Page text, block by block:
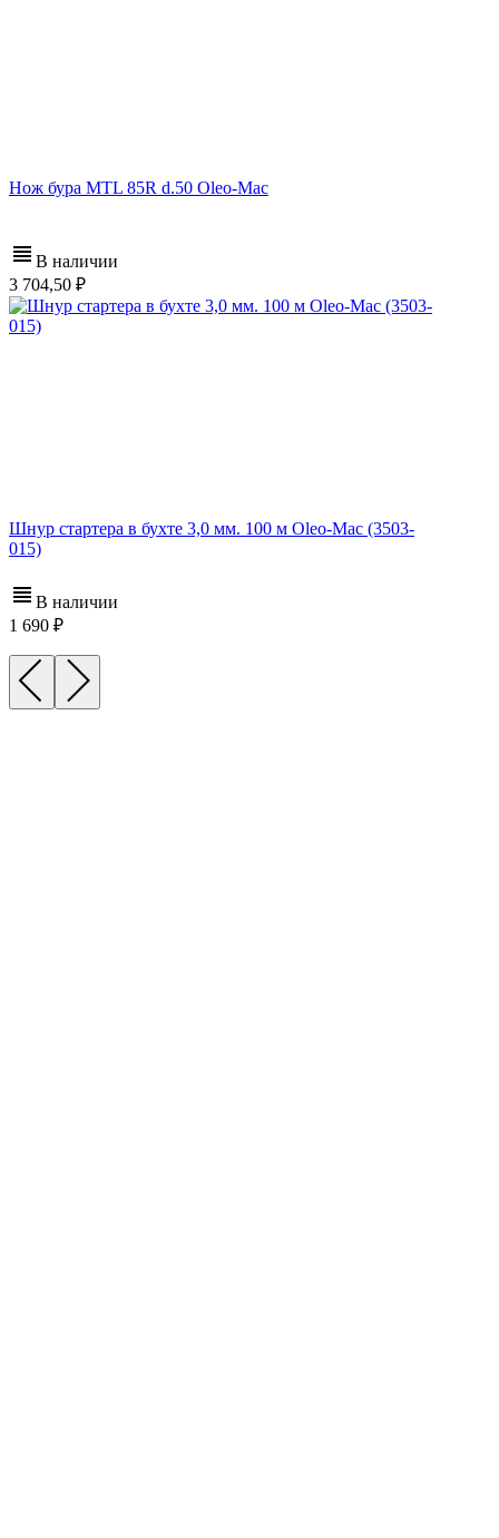
Нож бура MTL 85R d.50 Oleo-Mac
В наличии
3 704,50
Шнур стартера в бухте 3,0 мм. 100 м Oleo-Mac (3503-
015)
В наличии
1 690